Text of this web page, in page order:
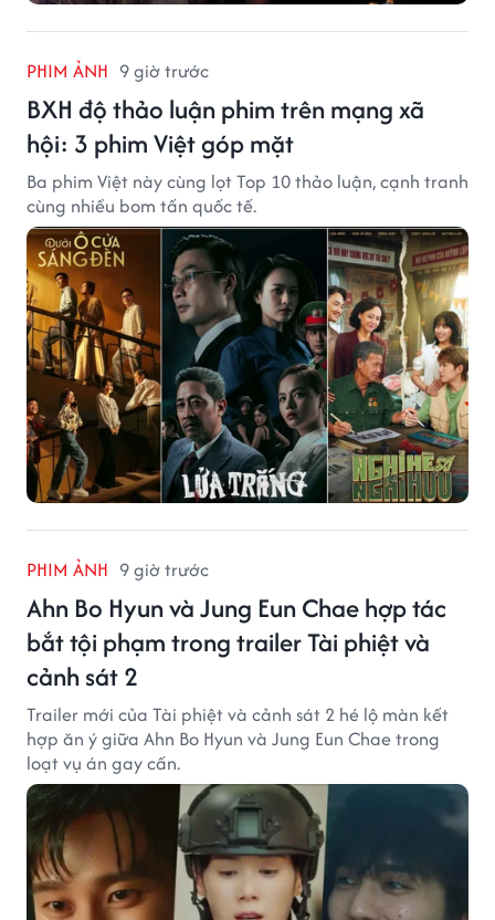
PHIM ẢNH 9 giờ trước
BXH độ thảo luận phim trên mạng xã
hội: 3 phim Việt góp mặt
Ba phim Việt này cùng lọt Top 10 thảo luận, cạnh tranh
cùng nhiều bom tấn quốc tế.
PHIM ẢNH 9 giờ trước
Ahn Bo Hyun và Jung Eun Chae hợp tác
bắt tội phạm trong trailer Tài phiệt và
cảnh sát 2
Trailer mới của Tài phiệt và cảnh sát 2 hé lộ màn kết
hợp ăn ý giữa Ahn Bo Hyun và Jung Eun Chae trong
loạt vụ án gay cấn.